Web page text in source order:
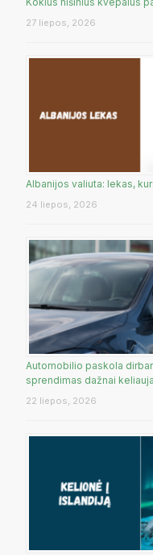
27 liepos, 2026
Albanijos valiuta: lekas,
24 liepos, 2026
Automobilio paskola
sprendimas dažnai
22 liepos, 2026